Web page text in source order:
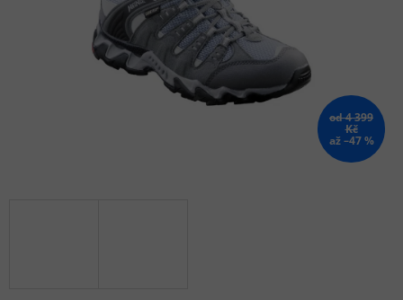
od 4 399
Kč
až –47 %